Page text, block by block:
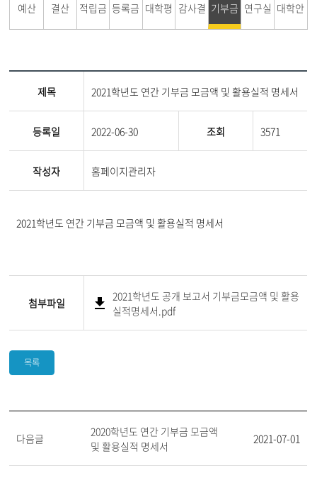
예산 결산 적립금
황
등록금
원회
대학평 감사결 기부금 연구실
경관리
대학안
제목 2021학년도 연간 기부금 모금액 및 활용실적 명세서
등록일 2022-06-30 조회 3571
작성자 홈페이지관리자
2021학년도 연간 기부금 모금액 및 활용실적 명세서
첨부파일
2021학년도 공개 보고서 기부금모금액 및 활용
실적명세서.pdf
목록
다음글
2020학년도 연간 기부금 모금액
및 활용실적 명세서
2021-07-01